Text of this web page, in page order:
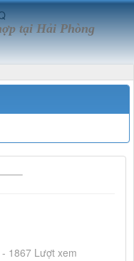
tại Hải Phòng
1867 Lượt xem